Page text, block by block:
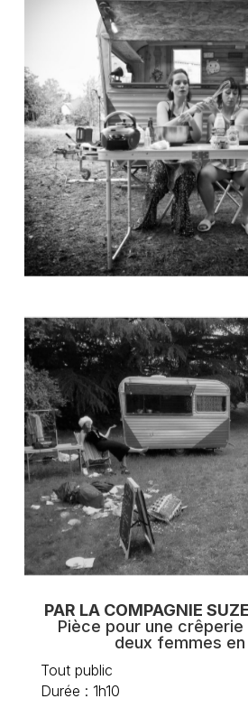
PAR LA COMPAGNIE
Pièce pour une
deux femmes
Tout public
Durée : 1h10